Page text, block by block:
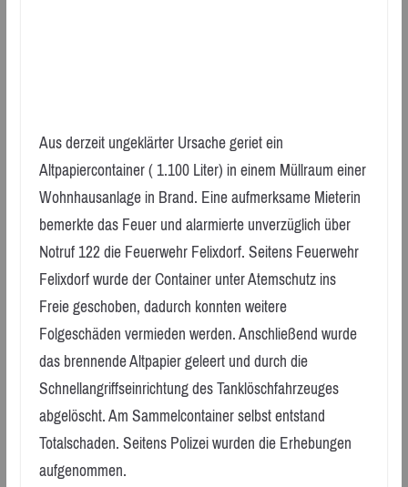
Aus derzeit ungeklärter Ursache geriet ein
Altpapiercontainer ( 1.100 Liter) in einem Müllraum einer
Wohnhausanlage in Brand. Eine aufmerksame Mieterin
bemerkte das Feuer und alarmierte unverzüglich über
Notruf 122 die Feuerwehr Felixdorf. Seitens Feuerwehr
Felixdorf wurde der Container unter Atemschutz ins
Freie geschoben, dadurch konnten weitere
Folgeschäden vermieden werden. Anschließend wurde
das brennende Altpapier geleert und durch die
Schnellangriffseinrichtung des Tanklöschfahrzeuges
abgelöscht. Am Sammelcontainer selbst entstand
Totalschaden. Seitens Polizei wurden die Erhebungen
aufgenommen.